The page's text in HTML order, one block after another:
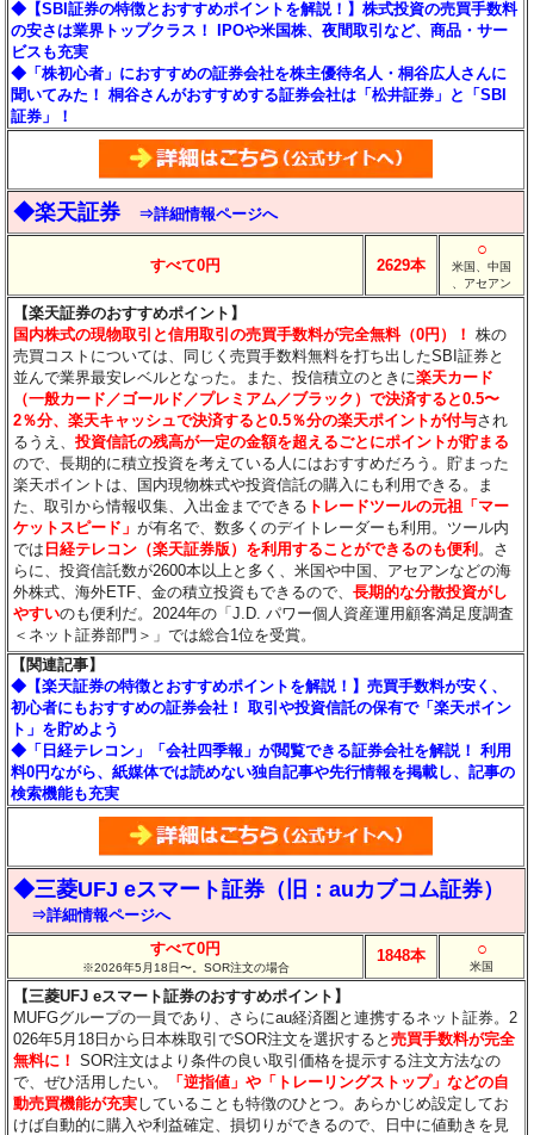
◆【SBI証券の特徴とおすすめポイントを解説！】株式投資の売買手数料
の安さは業界トップクラス！ IPOや米国株、夜間取引など、商品・サー
ビスも充実
◆「株初心者」におすすめの証券会社を株主優待名人・桐谷広人さんに
聞いてみた！ 桐谷さんがおすすめする証券会社は「松井証券」と「SBI
証券」！
◆楽天証券 ⇒詳細情報ページへ
すべて0円 2629本
○
米国、中国
、アセアン
【楽天証券のおすすめポイント】
国内株式の現物取引と信用取引の売買手数料が完全無料（0円）！ 株の
売買コストについては、同じく売買手数料無料を打ち出したSBI証券と
並んで業界最安レベルとなった。また、投信積立のときに楽天カード
（一般カード／ゴールド／プレミアム／ブラック）で決済すると0.5〜
2％分、楽天キャッシュで決済すると0.5％分の楽天ポイントが付与され
るうえ、投資信託の残高が一定の金額を超えるごとにポイントが貯まる
ので、長期的に積立投資を考えている人にはおすすめだろう。貯まった
楽天ポイントは、国内現物株式や投資信託の購入にも利用できる。ま
た、取引から情報収集、入出金までできる トレードツールの元祖「マー
ケットスピード」が有名で、数多くのデイトレーダーも利用。ツール内
では 日経テレコン（楽天証券版）を利用することができるのも便利 。さ
らに、投資信託数が2600本以上と多く、米国や中国、アセアンなどの海
外株式、海外ETF、金の積立投資もできるので、長期的な分散投資がし
やすいのも便利だ。2024年の「J.D. パワー個人資産運用顧客満足度調査
＜ネット証券部門＞」では総合1位を受賞。
【関連記事】
◆【楽天証券の特徴とおすすめポイントを解説！】売買手数料が安く、
初心者にもおすすめの証券会社！ 取引や投資信託の保有で「楽天ポイン
ト」を貯めよう
◆「日経テレコン」「会社四季報」が閲覧できる証券会社を解説！ 利用
料0円ながら、紙媒体では読めない独自記事や先行情報を掲載し、記事の
検索機能も充実
◆三菱UFJ eスマート証券（旧：auカブコム証券）
⇒詳細情報ページへ
すべて0円
※2026年5月18日〜。SOR注文の場合
1848本 ○
米国
【三菱UFJ eスマート証券のおすすめポイント】
MUFGグループの一員であり、さらにau経済圏と連携するネット証券。2
026年5月18日から日本株取引でSOR注文を選択すると売買手数料が完全
無料に！ SOR注文はより条件の良い取引価格を提示する注文方法なの
で、ぜひ活用したい。
「逆指値」や「トレーリングストップ」などの自
動売買機能が充実していることも特徴のひとつ。あらかじめ設定してお
けば自動的に購入や利益確定、損切りができるので、日中に値動きを見